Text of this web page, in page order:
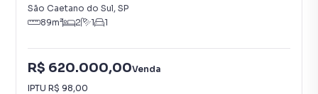
São Caetano do Sul, SP
89m² 2 1 1
R$ 620.000,00Venda
IPTU R$ 98,00